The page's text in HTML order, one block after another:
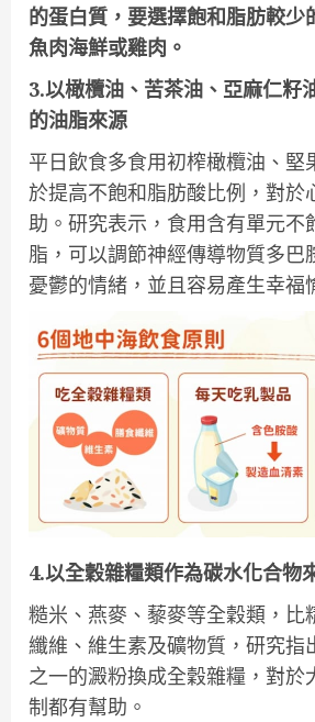
的蛋白質，要選擇飽和脂肪較少
魚肉海鮮或雞肉。
3.以橄欖油、苦茶油、亞麻仁籽
的油脂來源
平日飲食多食用初榨橄欖油、堅
於提高不飽和脂肪酸比例，對於
助。研究表示，食用含有單元不
脂，可以調節神經傳導物質多巴
憂鬱的情緒，並且容易產生幸福
4.以全穀雜糧類作為碳水化合物
糙米、燕麥、藜麥等全穀類，比
纖維、維生素及礦物質，研究指
之一的澱粉換成全穀雜糧，對於
制都有幫助。